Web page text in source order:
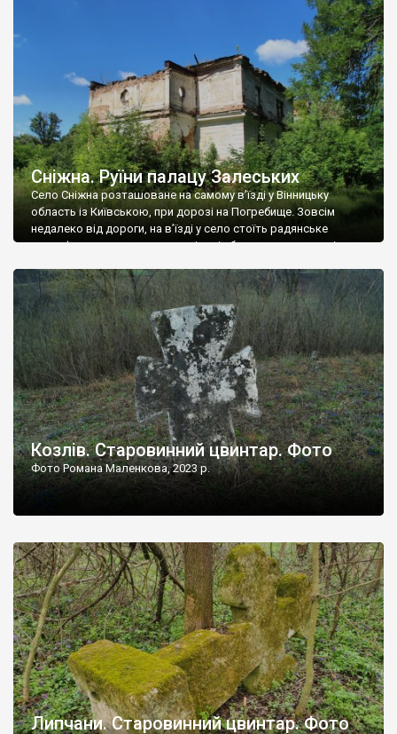
Наддністрянське відрізняється від більшості навколишніх
сіл. У селі є мурована Михайлівська церква. Точної дати […]
Сніжна. Руїни палацу Залеських
Село Сніжна розташоване на самому в’їзді у Вінницьку
область із Київською, при дорозі на Погребище. Зовсім
недалеко від дороги, на в’їзді у село стоїть радянське
рельєфне пано, яке показує жінку і яблуню, а трохи далі, десь
не видно, але видно дві стареньких колії у траві – […]
Козлів. Старовинний цвинтар. Фото
Фото Романа Маленкова, 2023 р.
Липчани. Старовинний цвинтар. Фото